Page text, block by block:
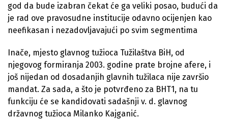
god da bude izabran čekat će ga veliki posao, budući da
je rad ove pravosudne institucije odavno ocijenjen kao
neefikasan i nezadovljavajući po svim segmentima
Inače, mjesto glavnog tužioca Tužilaštva BiH, od
njegovog formiranja 2003. godine prate brojne afere, i
još nijedan od dosadanjih glavnih tužilaca nije završio
mandat. Za sada, a što je potvrđeno za BHT1, na tu
funkciju će se kandidovati sadašnji v. d. glavnog
državnog tužioca Milanko Kajganić.